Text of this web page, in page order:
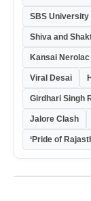
SBS University
Shiva and
Kansai
Viral Desai
Girdhari Singh
Jalore Clash
‘Pride of